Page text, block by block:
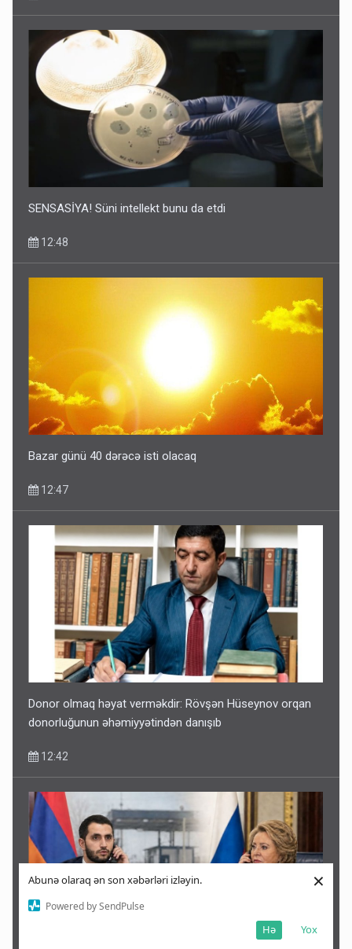
Abunə olaraq ən son xəbərləri izləyin.
Powered by SendPulse
Yox
Hə
×
SENSASİYA! Süni intellekt bunu da etdi
12:48
Bazar günü 40 dərəcə isti olacaq
12:47
Donor olmaq həyat verməkdir: Rövşən Hüseynov orqan
donorluğunun əhəmiyyətindən danışıb
12:42